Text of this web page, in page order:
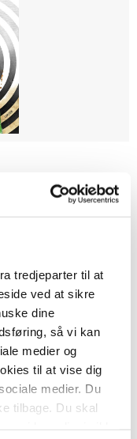
tredjeparter til at
ved at sikre
dine
så vi kan
medier og
til at vise dig
medier. Du
tilbage. Du skal